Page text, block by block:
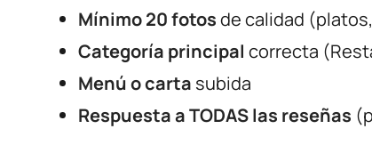
Mínimo 20 fotosde calidad
Categoría principal correcta
Menú o carta subida
Respuesta a TODAS las reseñas